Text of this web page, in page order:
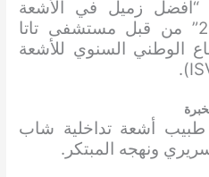
“أفضل زميل في الأشعة
التداخلية لعام 2019” من قبل مستشفى تاتا
الوطني السنوي للأشعة
طبيب أشعة تداخلية شاب
ونهجه المبتكر.